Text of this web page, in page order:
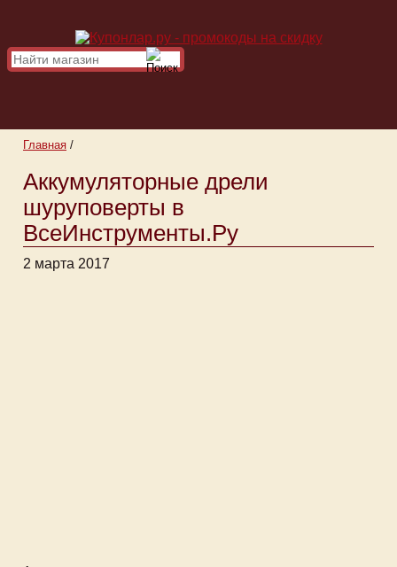
Главная /
Аккумуляторные дрели
шуруповерты в
ВсеИнструменты.Ру
2 марта 2017